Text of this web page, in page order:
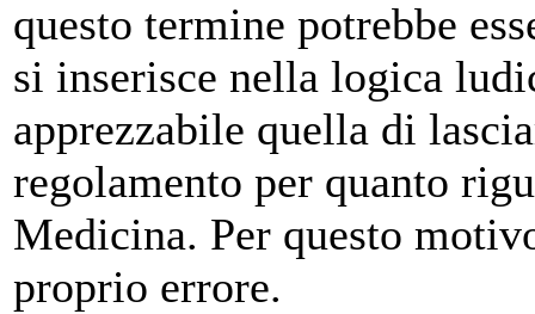
questo termine potrebbe
si inserisce nella logica
apprezzabile quella di
regolamento per quanto
Medicina. Per questo
proprio errore.